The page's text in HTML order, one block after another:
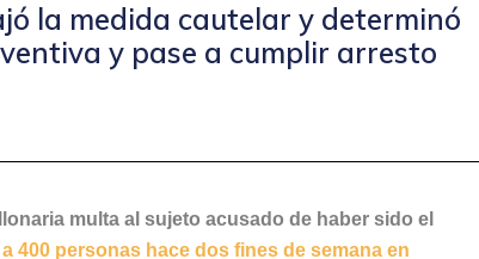
la medida cautelar y determinó
y pase a cumplir arresto
multa al sujeto acusado de haber sido el
400 personas hace dos fines de semana en